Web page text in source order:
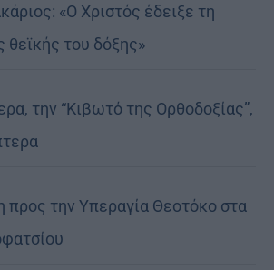
«Ο Χριστός έδειξε τη
θεϊκής του δόξης»
την “Κιβωτό της Ορθοδοξίας”,
προς την Υπεραγία Θεοτόκο στα